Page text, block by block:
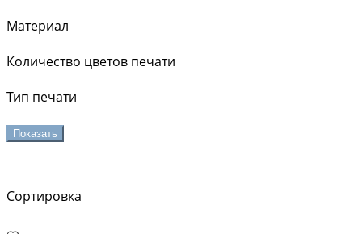
Материал
Количество цветов печати
Тип печати
Показать
Сортировка